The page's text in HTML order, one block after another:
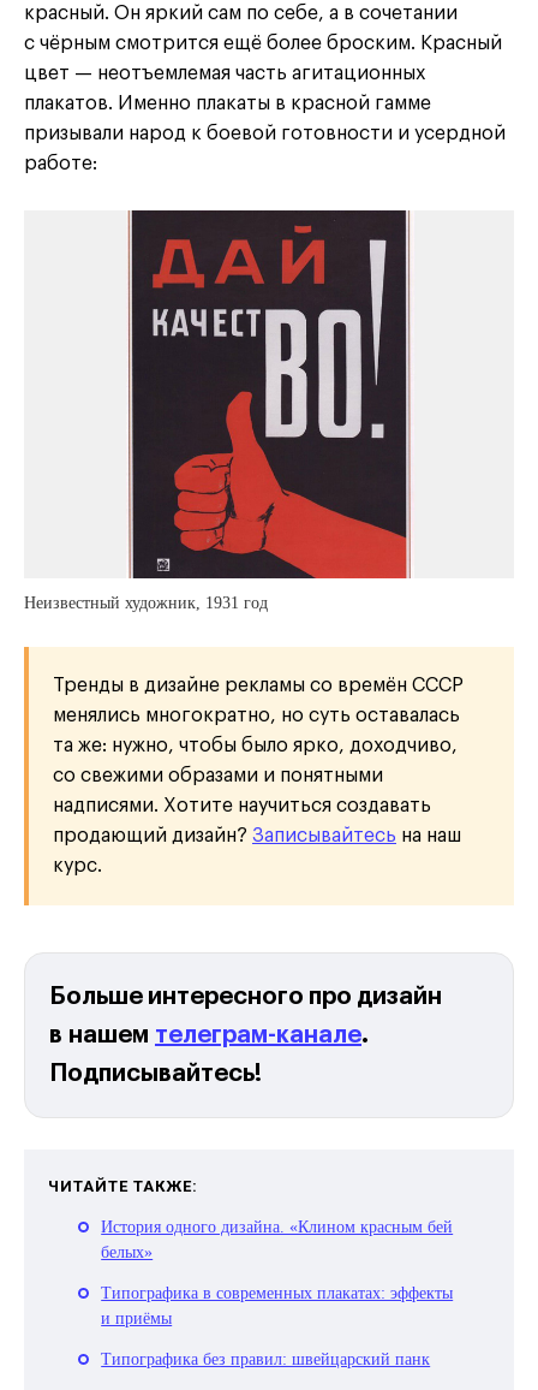
красный. Он яркий сам по себе, а в сочетании
с чёрным смотрится ещё более броским. Красный
цвет — неотъемлемая часть агитационных
плакатов. Именно плакаты в красной гамме
призывали народ к боевой готовности и усердной
работе:
Неизвестный художник, 1931 год
Тренды в дизайне рекламы со времён СССР
менялись многократно, но суть оставалась
та же: нужно, чтобы было ярко, доходчиво,
со свежими образами и понятными
надписями. Хотите научиться создавать
продающий дизайн? Записывайтесь на наш
курс.
Больше интересного про дизайн
в нашем телеграм-канале.
Подписывайтесь!
ЧИТАЙТЕ ТАКЖЕ:
История одного дизайна. «Клином красным бей
белых»
Типографика в современных плакатах: эффекты
и приёмы
Типографика без правил: швейцарский панк